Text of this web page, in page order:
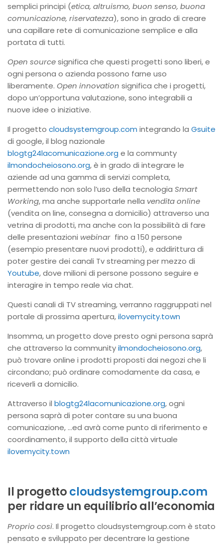
semplici principi (etica, altruismo, buon senso, buona
comunicazione, riservatezza), sono in grado di creare
una capillare rete di comunicazione semplice e alla
portata di tutti.
Open sourcesignifica che questi progetti sono liberi, e
ogni persona o azienda possono farne uso
liberamente. Open innovation significa che i progetti,
dopo un’opportuna valutazione, sono integrabili a
nuove idee o iniziative.
Il progetto cloudsystemgroup.com integrando la Gsuite
di google, il blog nazionale
blogtg24lacomunicazione.org e la communty
ilmondocheiosono.org, è in grado di integrare le
aziende ad una gamma di servizi completa,
permettendo non solo l’uso della tecnologia Smart
Working, ma anche supportarle nella vendita online
(vendita on line, consegna a domicilio) attraverso una
vetrina di prodotti, ma anche con la possibilità di fare
delle presentazioni webinar fino a 150 persone
(esempio presentare nuovi prodotti), e addirittura di
poter gestire dei canali Tv streaming per mezzo di
Youtube, dove milioni di persone possono seguire e
interagire in tempo reale via chat.
Questi canali di TV streaming, verranno raggruppati nel
portale di prossima apertura,ilovemycity.town
Insomma, un progetto dove presto ogni persona saprà
che attraverso la communityilmondocheiosono.org,
può trovare online i prodotti proposti dai negozi che li
circondano; può ordinare comodamente da casa, e
riceverli a domicilio.
Attraverso il blogtg24lacomunicazione.org, ogni
persona saprà di poter contare su una buona
comunicazione, …ed avrà come punto di riferimento e
coordinamento, il supporto della città virtuale
ilovemycity.town
Il progettocloudsystemgroup.com
per ridare un equilibrio all’economia
Proprio così. Il progetto cloudsystemgroup.com è stato
pensato e sviluppato per decentrare la gestione